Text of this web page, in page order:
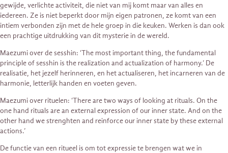
gewijde, verlichte activiteit, die niet van mij komt maar van alles en
iedereen. Ze is niet beperkt door mijn eigen patronen, ze komt van een
intiem verbonden zijn met de hele groep in die keuken. Werken is dan ook
een prachtige uitdrukking van dit mysterie in de wereld.
Maezumi over de sesshin: ‘The most important thing, the fundamental
principle of sesshin is the realization and actualization of harmony.’ De
realisatie, het jezelf herinneren, en het actualiseren, het incarneren van de
harmonie, letterlijk handen en voeten geven.
Maezumi over rituelen: ‘There are two ways of looking at rituals. On the
one hand rituals are an external expression of our inner state. And on the
other hand we strenghten and reinforce our inner state by these external
actions.’
De functie van een ritueel is om tot expressie te brengen wat we in